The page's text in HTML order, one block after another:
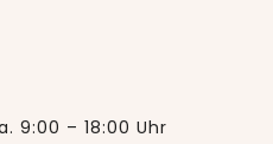
9:00 – 18:00 Uhr